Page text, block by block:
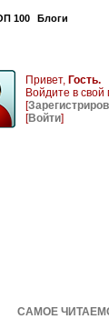
100 Блоги
Привет, Гость.
Войдите в
[
[Войти]
САМОЕ